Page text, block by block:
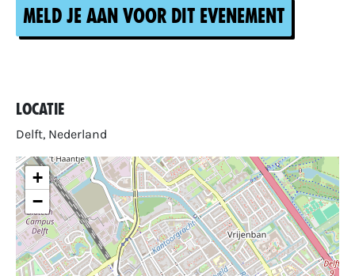
Meld je aan voor dit evenement
Locatie
Delft, Nederland
+
−